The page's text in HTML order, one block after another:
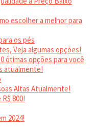
escolher a melhor para
os pés
Veja algumas opções!
ótimas opções para você
atualmente!
Altas Atualmente!
800!
2024!